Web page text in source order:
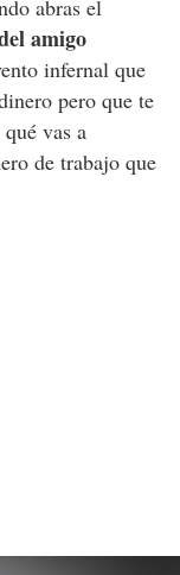
abras el
amigo
infernal que
pero que te
vas a
de trabajo que